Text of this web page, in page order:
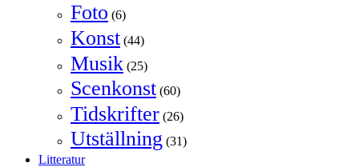
Foto (6)
Konst (44)
Musik (25)
Scenkonst (60)
Tidskrifter (26)
Utställning (31)
Litteratur